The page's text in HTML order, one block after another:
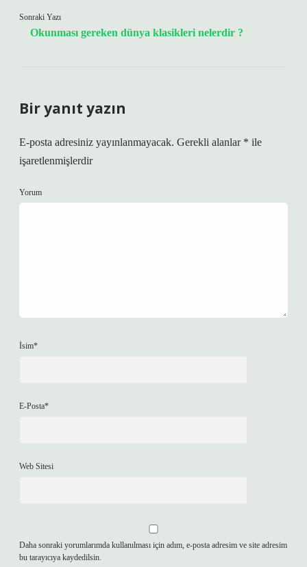
Sonraki Yazı
Okunması gereken dünya klasikleri nelerdir ?
Bir yanıt yazın
E-posta adresiniz yayınlanmayacak. Gerekli alanlar * ile
işaretlenmişlerdir
Yorum
İsim*
E-Posta*
Web Sitesi
Daha sonraki yorumlarımda kullanılması için adım, e-posta adresim ve site adresim
bu tarayıcıya kaydedilsin.